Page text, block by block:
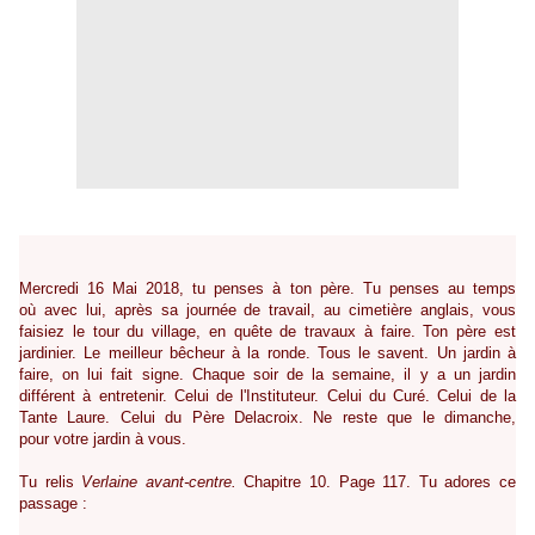
Mercredi 16 Mai 2018, tu penses à ton père. Tu penses au temps
où avec lui, après sa journée de travail, au cimetière anglais, vous
faisiez le tour du village, en quête de travaux à faire. Ton père est
jardinier. Le meilleur bêcheur à la ronde. Tous le savent. Un jardin à
faire, on lui fait signe. Chaque soir de la semaine, il y a un jardin
différent à entretenir. Celui de l'Instituteur. Celui du Curé. Celui de la
Tante Laure. Celui du Père Delacroix. Ne reste que le dimanche,
pour votre jardin à vous.
Tu relis Verlaine avant-centre. Chapitre 10. Page 117. Tu adores ce
passage :